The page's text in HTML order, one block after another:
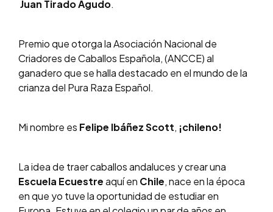
Juan Tirado Agudo.
Premio que otorga la Asociación Nacional de
Criadores de Caballos Española, (ANCCE) al
ganadero que se halla destacado en el mundo de la
crianza del Pura Raza Español.
Mi nombre es Felipe Ibáñez Scott, ¡chileno!
La idea de traer caballos andaluces y crear una
Escuela Ecuestreaquí en Chile, nace en la época
en que yo tuve la oportunidad de estudiar en